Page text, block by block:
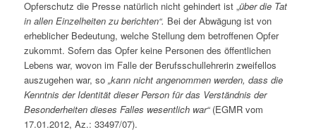
Opferschutz die Presse natürlich nicht gehindert ist „über die Tat
in allen Einzelheiten zu berichten“. Bei der Abwägung ist von
erheblicher Bedeutung, welche Stellung dem betroffenen Opfer
zukommt. Sofern das Opfer keine Personen des öffentlichen
Lebens war, wovon im Falle der Berufsschullehrerin zweifellos
auszugehen war, so„kann nicht angenommen werden, dass die
Kenntnis der Identität dieser Person für das Verständnis der
Besonderheiten dieses Falles wesentlich war“ (EGMR vom
17.01.2012, Az.: 33497/07).